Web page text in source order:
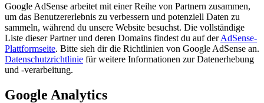
Google AdSense arbeitet mit einer Reihe von Partnern zusammen,
um das Benutzererlebnis zu verbessern und potenziell Daten zu
sammeln, während du unsere Website besuchst. Die vollständige
Liste dieser Partner und deren Domains findest du auf derAdSense-
Plattformseite. Bitte sieh dir die Richtlinien von Google AdSense an.
Datenschutzrichtlinie für weitere Informationen zur Datenerhebung
und -verarbeitung.
Google Analytics